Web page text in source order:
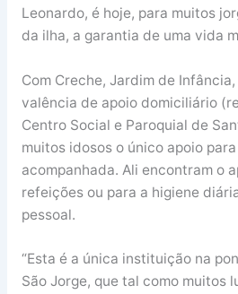
Leonardo, é hoje, para muitos
da ilha, a garantia de uma vida
Com Creche, Jardim de
valência de apoio domiciliário
Centro Social e Paroquial de
muitos idosos o único apoio
acompanhada. Ali encontram o
refeições ou para a higiene
pessoal.
“Esta é a única instituição na
São Jorge, que tal como muitos